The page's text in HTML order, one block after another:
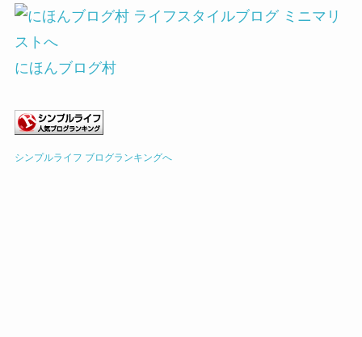
にほんブログ村
シンプルライフ ブログランキングへ